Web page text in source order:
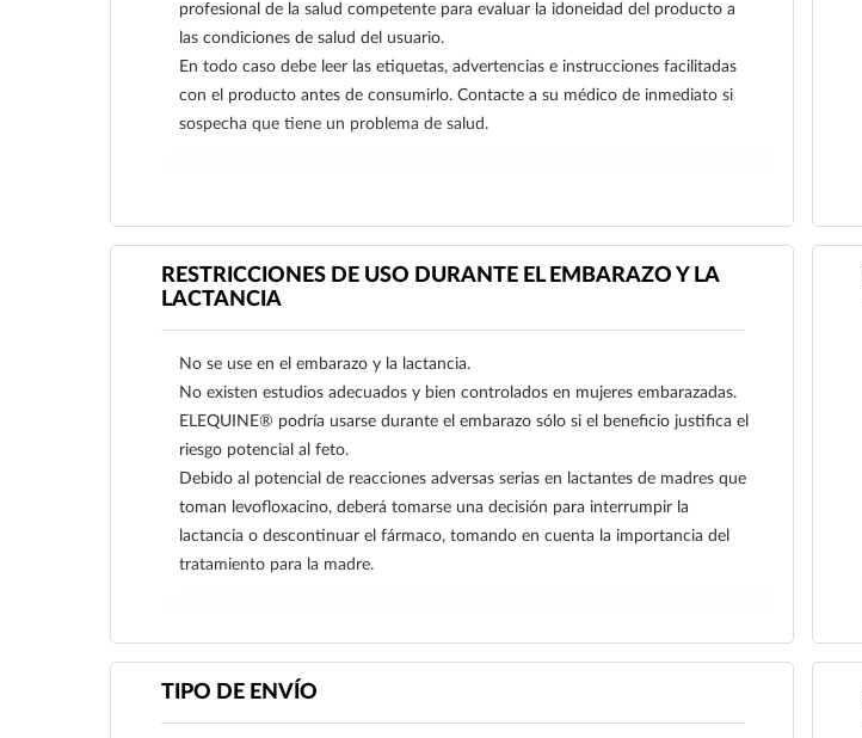
profesional de la salud competente para evaluar la idoneidad del producto a
las condiciones de salud del usuario.
En todo caso debe leer las etiquetas, advertencias e instrucciones facilitadas
con el producto antes de consumirlo. Contacte a su médico de inmediato si
sospecha que tiene un problema de salud.
RESTRICCIONES DE USO DURANTE EL EMBARAZO Y LA
LACTANCIA
No se use en el embarazo y la lactancia.
No existen estudios adecuados y bien controlados en mujeres embarazadas.
ELEQUINE® podría usarse durante el embarazo sólo si el beneficio justifica el
riesgo potencial al feto.
Debido al potencial de reacciones adversas serias en lactantes de madres que
toman levofloxacino, deberá tomarse una decisión para interrumpir la
lactancia o descontinuar el fármaco, tomando en cuenta la importancia del
tratamiento para la madre.
Ver más
TIPO DE ENVÍO